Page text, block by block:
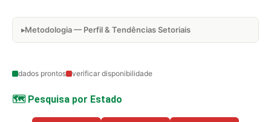
Metodologia — Perfil & Tendências Setoriais
dados prontos verificar disponibilidade
🗺️ Pesquisa por Estado